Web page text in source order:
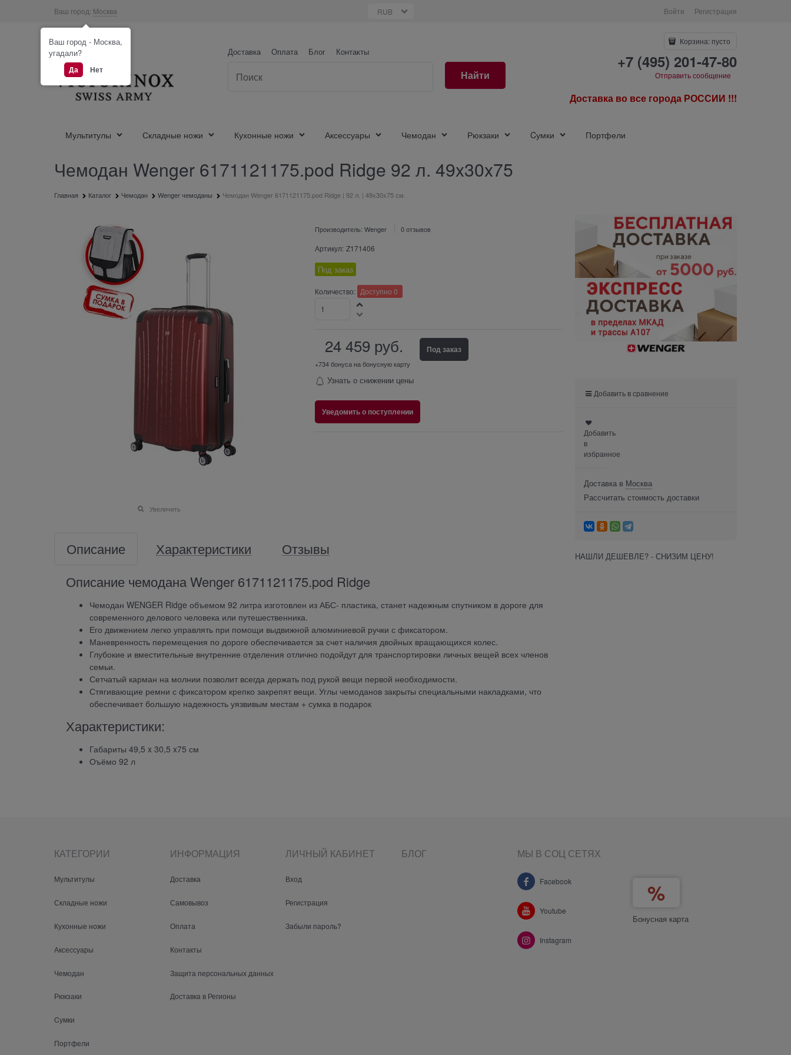
Ваш город: Москва Войти Регистрация
Доставка Оплата Блог Контакты
Найти
Корзина: пусто
+7 (495) 201-47-80
Отправить сообщение
Доставка во все города РОССИИ !!!
Мультитулы Складные ножи Кухонные ножи Аксессуары Чемодан Рюкзаки Cумки Портфели
Чемодан Wenger 6171121175.pod Ridge 92 л. 49x30x75
Главная Каталог Чемодан Wenger чемоданы Чемодан Wenger 6171121175.pod Ridge | 92 л. | 49x30x75 см.
Увеличить
Производитель: Wenger 0 отзывов
Артикул: Z171406
Под заказ
Количество: Доступно 0
24 459 руб.
+734 бонуса на бонусную карту
Узнать о снижении цены
Под заказ
Уведомить о поступлении
Описание Характеристики
Отзывы
Описание чемодана Wenger 6171121175.pod Ridge
Чемодан WENGER Ridge объемом 92 литра изготовлен из АБС- пластика, станет надежным спутником в дороге для
современного делового человека или путешественника.
Его движением легко управлять при помощи выдвижной алюминиевой ручки с фиксатором.
Маневренность перемещения по дороге обеспечивается за счет наличия двойных вращающихся колес.
Глубокие и вместительные внутренние отделения отлично подойдут для транспортировки личных вещей всех членов
семьи.
Сетчатый карман на молнии позволит всегда держать под рукой вещи первой необходимости.
Стягивающие ремни с фиксатором крепко закрепят вещи. Углы чемоданов закрыты специальными накладками, что
обеспечивает большую надежность уязвивым местам + сумка в подарок
Характеристики:
Габариты 49,5 x 30,5 x75 см
Оъёмо 92 л
Добавить в сравнение
Добавить
в
избранное
Доставка в Москва
Рассчитать стоимость доставки
НАШЛИ ДЕШЕВЛЕ? - СНИЗИМ ЦЕНУ!
КАТЕГОРИИ
Мультитулы
Складные ножи
Кухонные ножи
Аксессуары
Чемодан
Рюкзаки
Cумки
Портфели
ИНФОРМАЦИЯ
Доставка
Самовывоз
Оплата
Контакты
Защита персональных данных
Доставка в Регионы
ЛИЧНЫЙ КАБИНЕТ
Вход
Регистрация
Забыли пароль?
БЛОГ МЫ В СОЦ СЕТЯХ
Facebook
Youtube
Instagram
Бонусная карта
Ваш город - Москва,
угадали?
Да Нет